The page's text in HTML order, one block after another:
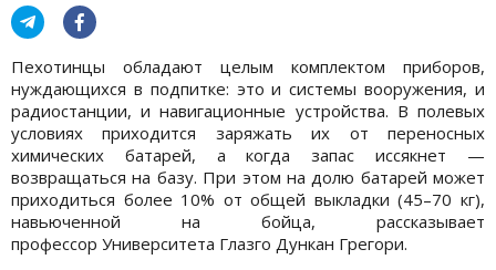
Пехотинцы обладают целым комплектом приборов,
нуждающихся в подпитке: это и системы вооружения, и
радиостанции, и навигационные устройства. В полевых
условиях приходится заряжать их от переносных
химических батарей, а когда запас иссякнет —
возвращаться на базу. При этом на долю батарей может
приходиться более 10% от общей выкладки (45–70 кг),
навьюченной на бойца, рассказывает
профессор Университета Глазго Дункан Грегори.